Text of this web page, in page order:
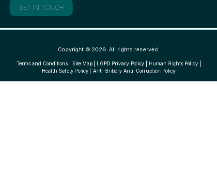
GET IN TOUCH
Copyright © 2026. All rights reserved.
Terms and Conditions| Site Map| LGPD Privacy Policy| Human Rights Policy|
Health Safety Policy| Anti-Bribery Anti-Corruption Policy